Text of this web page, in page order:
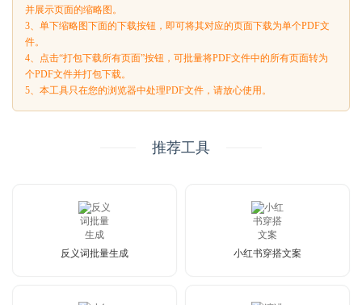
并展示页面的缩略图。
3、单下缩略图下面的下载按钮，即可将其对应的页面下载为单个PDF文
件。
4、点击“打包下载所有页面”按钮，可批量将PDF文件中的所有页面转为
个PDF文件并打包下载。
5、本工具只在您的浏览器中处理PDF文件，请放心使用。
推荐工具
反义词批量生成 小红书穿搭文案